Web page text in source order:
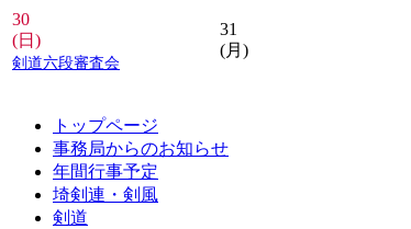
30
(日)
剣道六段審査会
31
(月)
トップページ
事務局からのお知らせ
年間行事予定
埼剣連・剣風
剣道